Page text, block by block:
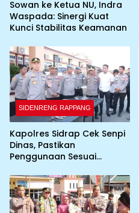
Sowan ke Ketua NU, Indra
Waspada: Sinergi Kuat
Kunci Stabilitas Keamanan
SIDENRENG RAPPANG
Kapolres Sidrap Cek Senpi
Dinas, Pastikan
Penggunaan Sesuai